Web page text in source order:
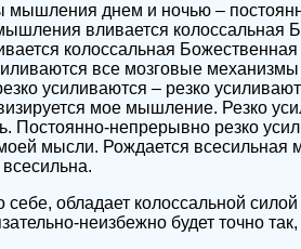
мышления днем и ночью –
вливается колоссальная
колоссальная
все мозговые
усиливаются – резко
мое мышление. Резко
Постоянно-непрерывно резко
мысли. Рождается всесильная
себе, обладает колоссальной
неизбежно будет точно